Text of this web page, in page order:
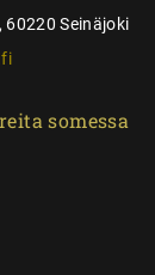
60220 Seinäjoki
somessa